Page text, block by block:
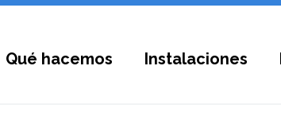
Qué hacemos Instalaciones